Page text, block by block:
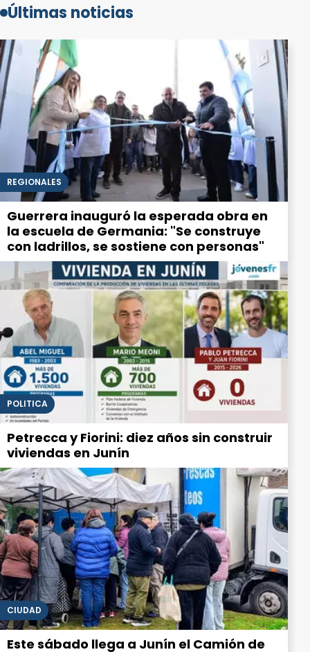
Últimas noticias
REGIONALES
Guerrera inauguró la esperada obra en
la escuela de Germania: "Se construye
con ladrillos, se sostiene con personas"
POLITICA
Petrecca y Fiorini: diez años sin construir
viviendas en Junín
CIUDAD
Este sábado llega a Junín el Camión de